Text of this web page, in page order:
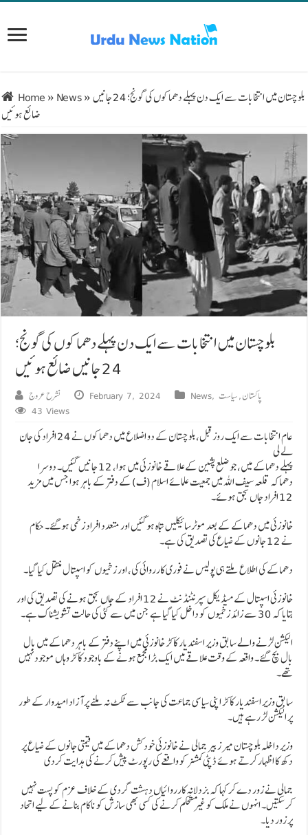
Home » News»بلوچستان میں انتخابات سے ایک دن پہلے دھماکوں کی گونج؛ 24 جانیں
ضائع ہوئیں
بلوچستان میں انتخابات سے ایک دن پہلے دھماکوں کی گونج؛
24 جانیں ضائع ہوئیں
نشرح عروج February 7, 2024 News, پاکستان,سیاست
43 Views
عام انتخابات سے ایک روز قبل، بلوچستان کے دو اضلاع میں دھماکوں نے 24 افراد کی جان
لے لی
پہلے دھماکے میں، جو ضلع پشین کے علاقے خانوزئی میں ہوا، 12 جانیں گئیں۔ دوسرا
دھماکہ قلعہ سیف اللہ میں جمعیت علمائے اسلام (ف) کے دفتر کے باہر ہوا جس میں مزید
12 افراد جاں بحق ہوئے۔
خانوزئی میں دھماکے کے بعد موٹرسائیکلیں تباہ ہوگئیں اور متعدد افراد زخمی ہوگئے۔ حکام
نے 12 جانوں کے ضیاع کی تصدیق کی ہے۔
دھماکے کی اطلاع ملتے ہی پولیس نے فوری کارروائی کی، اور زخمیوں کو اسپتال منتقل کیا گیا۔
خانوزئی اسپتال کے میڈیکل سپرنٹنڈنٹ نے 12 افراد کے جاں بحق ہونے کی تصدیق کی اور
بتایا کہ 30 سے ​​زائد زخمیوں کو داخل کیا گیا ہے جن میں سے کئی کی حالت تشویشناک ہے۔
الیکشن لڑنے والے سابق وزیر اسفندیار کاکڑ خانوزئی میں اپنے دفتر کے باہر دھماکے میں بال
بال بچ گئے۔ واقعہ کے وقت علاقے میں ایک بڑا مجمع ہونے کے باوجود کاکڑ وہاں موجود نہیں
تھے۔
سابق وزیر اسفندیار کاکڑ اپنی سیاسی جماعت کی جانب سے ٹکٹ نہ ملنے پر آزاد امیدوار کے طور
پر الیکشن لڑ رہے ہیں۔
وزیر داخلہ بلوچستان میر زبیر جمالی نے خانوزئی خودکش دھماکے میں قیمتی جانوں کے ضیاع پر
دکھ کا اظہار کرتے ہوئے ڈپٹی کمشنر کو واقعے کی رپورٹ پیش کرنے کی ہدایت کردی
جمالی نے زور دے کر کہا کہ بزدلانہ کارروائیاں دہشت گردی کے خلاف عزم کو پست نہیں
کر سکتیں۔ انہوں نے ملک کو غیر مستحکم کرنے کی کسی بھی سازش کو ناکام بنانے کے لیے اتحاد
پر زور دیا۔